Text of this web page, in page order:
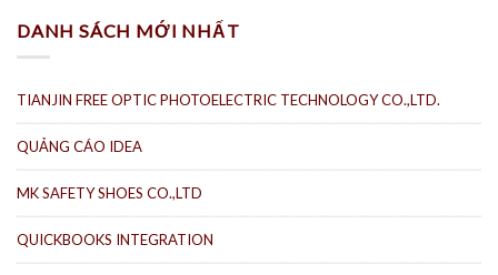
DANH SÁCH MỚI NHẤT
TIANJIN FREE OPTIC PHOTOELECTRIC TECHNOLOGY CO.,LTD.
QUẢNG CÁO IDEA
MK SAFETY SHOES CO.,LTD
QUICKBOOKS INTEGRATION